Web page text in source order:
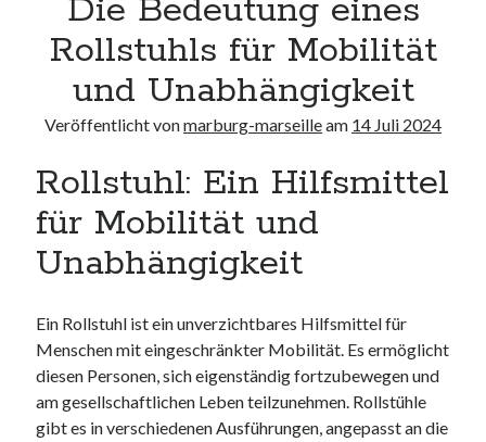
Neueste Kommentare
Keine Kommentare vorhanden.
Archiv
Juli 2026
Juni 2026
Mai 2026
April 2026
März 2026
Januar 2026
Dezember 2025
November 2025
Oktober 2025
September 2025
Die Bedeutung eines
Rollstuhls für Mobilität
und Unabhängigkeit
Veröffentlicht vonmarburg-marseilleam 14 Juli 2024
Rollstuhl: Ein Hilfsmittel
für Mobilität und
Unabhängigkeit
Ein Rollstuhl ist ein unverzichtbares Hilfsmittel für
Menschen mit eingeschränkter Mobilität. Es ermöglicht
diesen Personen, sich eigenständig fortzubewegen und
am gesellschaftlichen Leben teilzunehmen. Rollstühle
gibt es in verschiedenen Ausführungen, angepasst an die